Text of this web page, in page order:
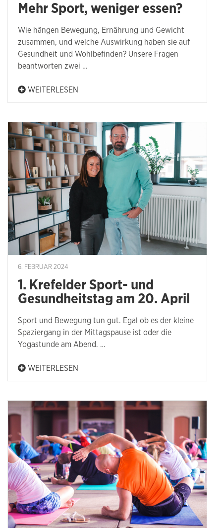
Mehr Sport, weniger essen?
Wie hängen Bewegung, Ernährung und Gewicht
zusammen, und welche Auswirkung haben sie auf
Gesundheit und Wohlbefinden? Unsere Fragen
beantworten zwei …
WEITERLESEN
6. FEBRUAR 2024
1. Krefelder Sport- und
Gesundheitstag am 20. April
Sport und Bewegung tun gut. Egal ob es der kleine
Spaziergang in der Mittagspause ist oder die
Yogastunde am Abend. …
WEITERLESEN